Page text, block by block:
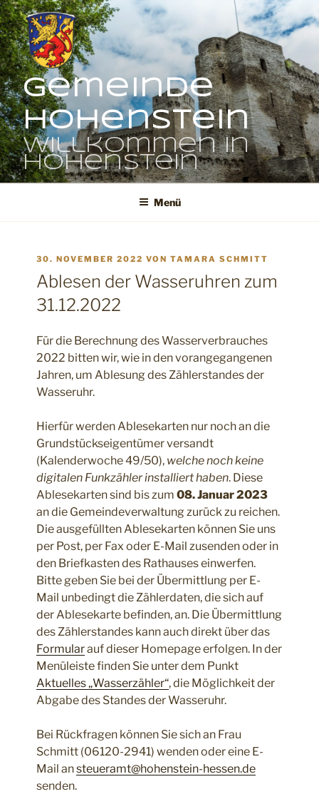
Zum
Inhalt
springen
Gemeinde
Hohenstein
Willkommen in
Hohenstein
Menü
VERÖFFENTLICHT
AM
30. NOVEMBER 2022 VONTAMARA SCHMITT
Ablesen der Wasseruhren zum
31.12.2022
Für die Berechnung des Wasserverbrauches
2022 bitten wir, wie in den vorangegangenen
Jahren, um Ablesung des Zählerstandes der
Wasseruhr.
Hierfür werden Ablesekarten nur noch an die
Grundstückseigentümer versandt
(Kalenderwoche 49/50), welche noch keine
digitalen Funkzähler installiert haben. Diese
Ablesekarten sind bis zum08. Januar 2023
an die Gemeindeverwaltung zurück zu reichen.
Die ausgefüllten Ablesekarten können Sie uns
per Post, per Fax oder E-Mail zusenden oder in
den Briefkasten des Rathauses einwerfen.
Bitte geben Sie bei der Übermittlung per E-
Mail unbedingt die Zählerdaten, die sich auf
der Ablesekarte befinden, an. Die Übermittlung
des Zählerstandes kann auch direkt über das
Formularauf dieser Homepage erfolgen. In der
Menüleiste finden Sie unter dem Punkt
Aktuelles „Wasserzähler“, die Möglichkeit der
Abgabe des Standes der Wasseruhr.
Bei Rückfragen können Sie sich an Frau
Schmitt (06120-2941) wenden oder eine E-
Mail ansteueramt@hohenstein-hessen.de
senden.